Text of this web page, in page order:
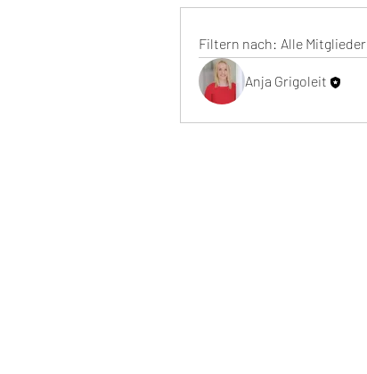
Filtern nach: Alle Mitglieder
Anja Grigoleit